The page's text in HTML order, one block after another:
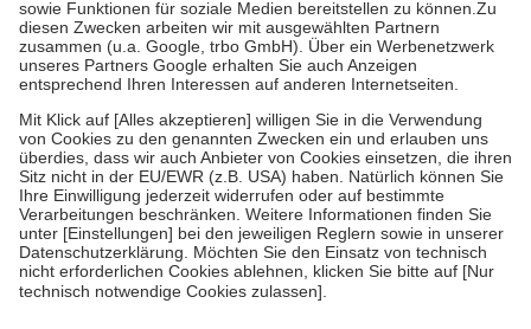
Kosten der Leistung zu entrichten.
Diese Regeln gelten grundsätzlich auch für Online-Apotheken.
Bei Heilmitteln und häuslicher Krankenpflege beträgt die
Zuzahlung zehn Prozent der Kosten sowie zehn Euro je
Um das Engagement der Versicherten für ihre eigene Gesundheit zu
stärken und die besondere Stellung der Familie zu unterstützen,
fallenkeine Zuzahlungen an bei:
• Kindern und Jugendlichen bis zum vollendeten 18. Lebensjahr
mit Ausnahme der Fahrkosten
• Untersuchungen zur Vorsorge und Früherkennung, die von der
GKV getragen werden
• empfohlenen Schutzimpfungen